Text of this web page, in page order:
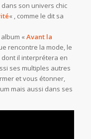
son univers chic
« , comme le dit sa
«Avant la
rencontre la mode, le
dont il interprétera en
ses multiples autres
et vous étonner,
mais aussi dans ses